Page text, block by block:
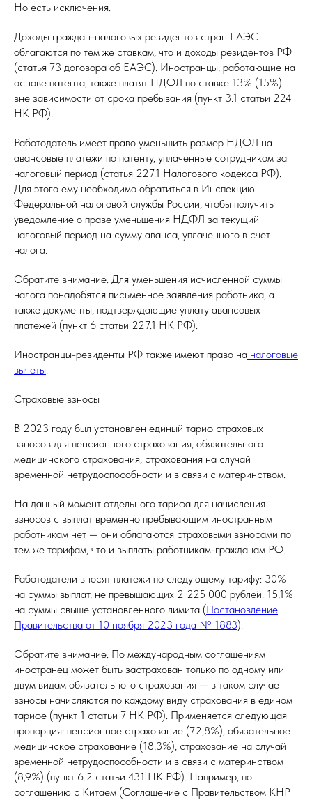
Но есть исключения.
Доходы граждан-налоговых резидентов стран ЕАЭС
облагаются по тем же ставкам, что и доходы резидентов РФ
(статья 73 договора об ЕАЭС). Иностранцы, работающие на
основе патента, также платят НДФЛ по ставке 13% (15%)
вне зависимости от срока пребывания (пункт 3.1 статьи 224
НК РФ).
Работодатель имеет право уменьшить размер НДФЛ на
авансовые платежи по патенту, уплаченные сотрудником за
налоговый период (статья 227.1 Налогового кодекса РФ).
Для этого ему необходимо обратиться в Инспекцию
Федеральной налоговой службы России, чтобы получить
уведомление о праве уменьшения НДФЛ за текущий
налоговый период на сумму аванса, уплаченного в счет
налога.
Обратите внимание. Для уменьшения исчисленной суммы
налога понадобятся письменное заявления работника, а
также документы, подтверждающие уплату авансовых
платежей (пункт 6 статьи 227.1 НК РФ).
Иностранцы-резиденты РФ также имеют право на налоговые
вычеты.
Страховые взносы
В 2023 году был установлен единый тариф страховых
взносов для пенсионного страхования, обязательного
медицинского страхования, страхования на случай
временной нетрудоспособности и в связи с материнством.
На данный момент отдельного тарифа для начисления
взносов с выплат временно пребывающим иностранным
работникам нет — они облагаются страховыми взносами по
тем же тарифам, что и выплаты работникам-гражданам РФ.
Работодатели вносят платежи по следующему тарифу: 30%
на суммы выплат, не превышающих 2 225 000 рублей; 15,1%
на суммы свыше установленного лимита (Постановление
Правительства от 10 ноября 2023 года № 1883).
Обратите внимание. По международным соглашениям
иностранец может быть застрахован только по одному или
двум видам обязательного страхования — в таком случае
взносы начисляются по каждому виду страхования в едином
тарифе (пункт 1 статьи 7 НК РФ). Применяется следующая
пропорция: пенсионное страхование (72,8%), обязательное
медицинское страхование (18,3%), страхование на случай
временной нетрудоспособности и в связи с материнством
(8,9%) (пункт 6.2 статьи 431 НК РФ). Например, по
соглашению с Китаем (Соглашение с Правительством КНР